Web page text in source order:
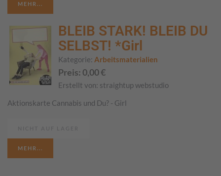
MEHR...
BLEIB STARK! BLEIB DU
SELBST! *Girl
Kategorie: Arbeitsmaterialien
Preis: 0,00€
Erstellt von: straightup webstudio
Aktionskarte Cannabis und Du? - Girl
MEHR...